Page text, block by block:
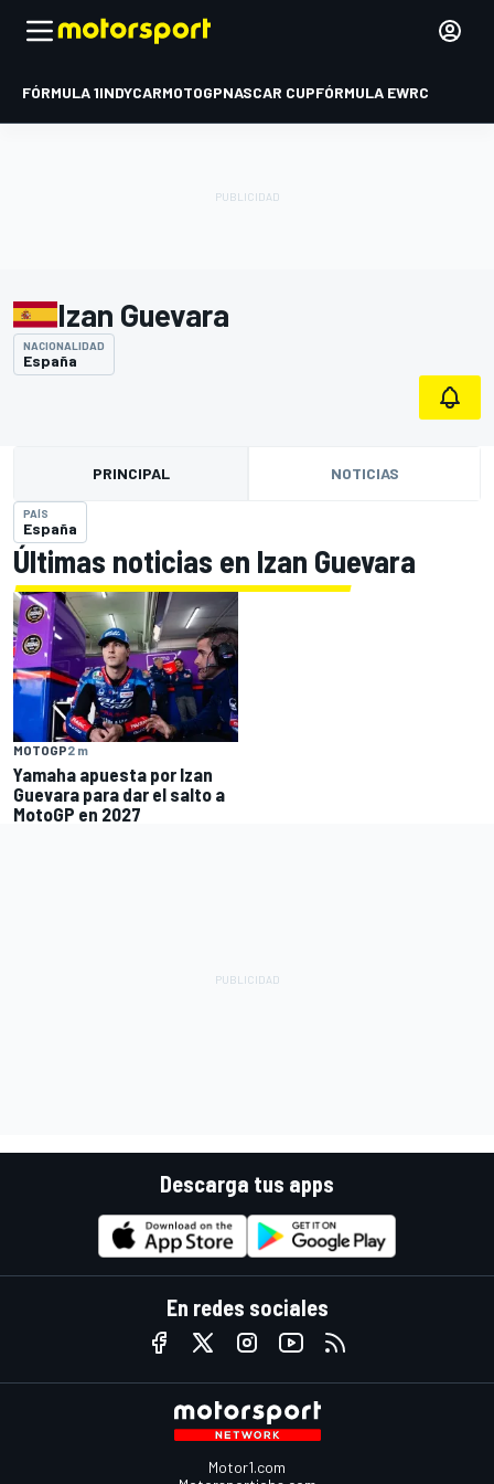
FÓRMULA 1INDYCARMOTOGPNASCAR CUPFÓRMULA EWRC
Izan Guevara
NACIONALIDAD
España
PRINCIPAL NOTICIAS
PAÍS
España
Últimas noticias en Izan Guevara
MOTOGP2 m
Yamaha apuesta por Izan
Guevara para dar el salto a
MotoGP en 2027
Descarga tus apps
En redes sociales
Motor1.com